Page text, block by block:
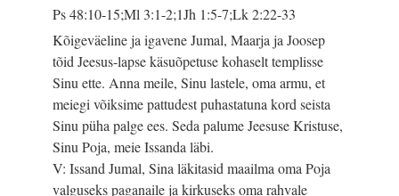
Ps 48:10-15;Ml 3:1-2;1Jh 1:5-7;Lk 2:22-33
Kõigeväeline ja igavene Jumal, Maarja ja Joosep
tõid Jeesus-lapse käsuõpetuse kohaselt templisse
Sinu ette. Anna meile, Sinu lastele, oma armu, et
meiegi võiksime pattudest puhastatuna kord seista
Sinu püha palge ees. Seda palume Jeesuse Kristuse,
Sinu Poja, meie Issanda läbi.
V: Issand Jumal, Sina läkitasid maailma oma Poja
valguseks paganaile ja kirkuseks oma rahvale